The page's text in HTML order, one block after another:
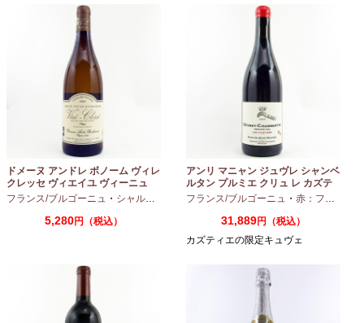
ドメーヌ アンドレ ボノーム ヴィレ
クレッセ ヴィエイユ ヴィーニュ
2024 750ml
フランス/ブルゴーニュ ・ シャルドネ
5,280円（税込）
アンリ マニャン ジュヴレ シャンベ
ルタン プルミエ クリュ レ カズテ
ィエ エルバージュ 24 モワ 2023
フランス/ブルゴーニュ ・ 赤：フルボディ
31,889円（税込）
カズティエの限定キュヴェ